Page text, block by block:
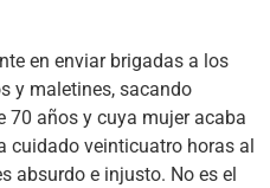
en enviar brigadas a los
y maletines, sacando
70 años y cuya mujer acaba
cuidado veinticuatro horas al
absurdo e injusto. No es el